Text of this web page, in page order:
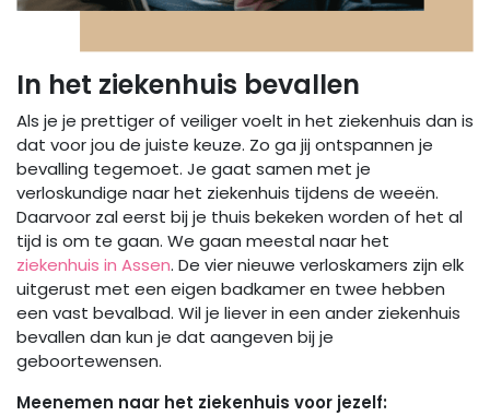
In het ziekenhuis bevallen
Als je je prettiger of veiliger voelt in het ziekenhuis dan is
dat voor jou de juiste keuze. Zo ga jij ontspannen je
bevalling tegemoet. Je gaat samen met je
verloskundige naar het ziekenhuis tijdens de weeën.
Daarvoor zal eerst bij je thuis bekeken worden of het al
tijd is om te gaan. We gaan meestal naar het
ziekenhuis in Assen. De vier nieuwe verloskamers zijn elk
uitgerust met een eigen badkamer en twee hebben
een vast bevalbad. Wil je liever in een ander ziekenhuis
bevallen dan kun je dat aangeven bij je
geboortewensen.
Meenemen naar het ziekenhuis voor jezelf: